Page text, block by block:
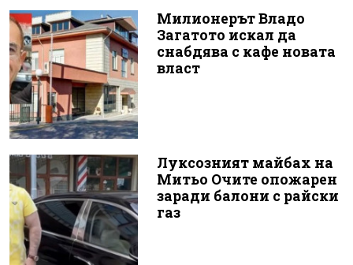
Милионерът Владо
Загатото искал да
снабдява с кафе новата
власт
Луксозният майбах на
Митьо Очите опожарен
заради балони с райски
газ